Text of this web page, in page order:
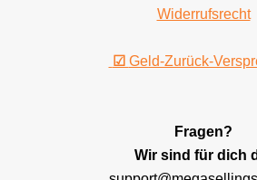
Widerrufsrecht
☑ Geld-Zurück-
Fragen?
Wir sind für dich